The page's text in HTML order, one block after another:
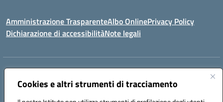
Cookies e altri strumenti di tracciamento
Amministrazione TrasparenteAlbo OnlinePrivacy Policy
Dichiarazione di accessibilitàNote legali
Indirizzo:
Centralino:0823/718125 Email:bnic839008@istruzione.it